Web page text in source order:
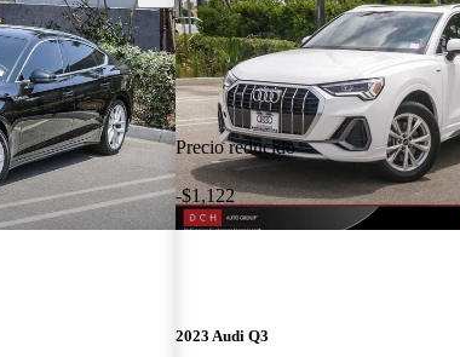
Precio reducido
-$1,122
2023 Audi Q3